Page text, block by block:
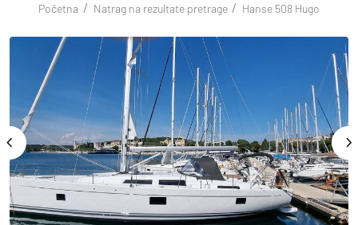
Početna Natrag na rezultate pretrage Hanse 508 Hugo